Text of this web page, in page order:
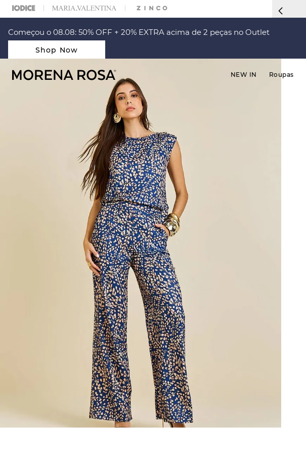
ESCOLHER SEU LOOK?FALE COM NOSSA PERSONAL SHOPPER.
Começou o 08.08: 50% OFF + 20% EXTRA acima de 2 peças no Outlet
Shop Now
NEW IN Roupas